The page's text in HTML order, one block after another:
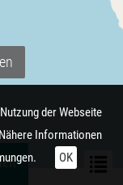
der Webseite
Informationen
OK